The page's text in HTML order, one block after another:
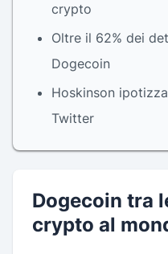
crypto
Oltre il 62% dei
Dogecoin
Hoskinson
Twitter
Dogecoin tra
crypto al